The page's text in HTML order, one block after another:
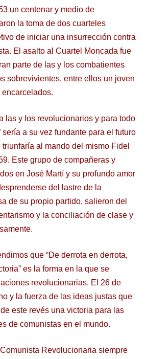
un centenar y medio de
la toma de dos cuarteles
de iniciar una insurrección contra
El asalto al Cuartel Moncada fue
parte de las y los combatientes
sobrevivientes, entre ellos un joven
las y los revolucionarios y para todo
sería a su vez fundante para el futuro
al mando del mismo Fidel
Este grupo de compañeras y
en José Martí y su profundo amor
del lastre de la
de su propio partido, salieron del
y la conciliación de clase y
que “De derrota en derrota,
es la forma en la que se
revolucionarias. El 26 de
y la fuerza de las ideas justas que
este revés una victoria para las
de comunistas en el mundo.
Revolucionaria siempre